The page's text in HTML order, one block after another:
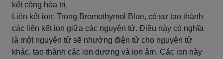
kết cộng hóa trị.
Liên kết ion: Trong Bromothymol Blue, có sự tạo thành
các liên kết ion giữa các nguyên tử. Điều này có nghĩa
là một nguyên tử sẽ nhường điện tử cho nguyên tử
khác, tạo thành các ion dương và ion âm. Các ion này